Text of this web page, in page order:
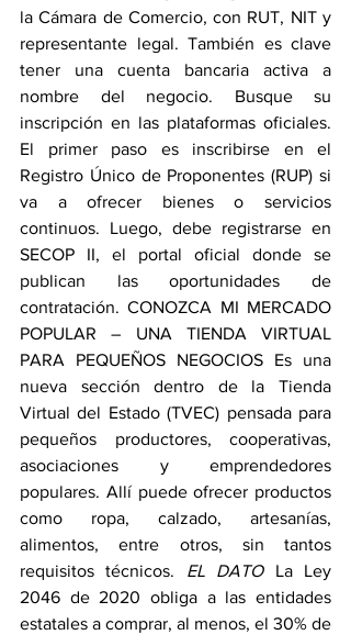
la Cámara de Comercio, con RUT, NIT y
representante legal. También es clave
tener una cuenta bancaria activa a
nombre del negocio. Busque su
inscripción en las plataformas oficiales.
El primer paso es inscribirse en el
Registro Único de Proponentes (RUP) si
va a ofrecer bienes o servicios
continuos. Luego, debe registrarse en
SECOP II, el portal oficial donde se
publican las oportunidades de
contratación. CONOZCA MI MERCADO
POPULAR – UNA TIENDA VIRTUAL
PARA PEQUEÑOS NEGOCIOS Es una
nueva sección dentro de la Tienda
Virtual del Estado (TVEC) pensada para
pequeños productores, cooperativas,
asociaciones y emprendedores
populares. Allí puede ofrecer productos
como ropa, calzado, artesanías,
alimentos, entre otros, sin tantos
requisitos técnicos. EL DATO La Ley
2046 de 2020 obliga a las entidades
estatales a comprar, al menos, el 30% de